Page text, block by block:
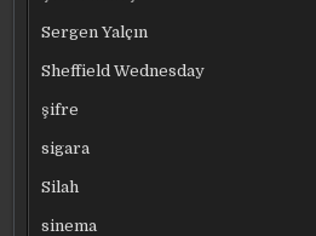
Sergen Yalçın
Sheffield Wednesday
şifre
sigara
Silah
sinema